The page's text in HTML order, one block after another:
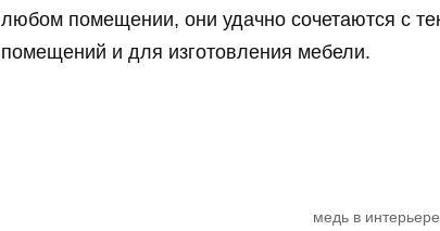
любом помещении, они удачно сочетаются с
помещений и для изготовления мебели.
медь в